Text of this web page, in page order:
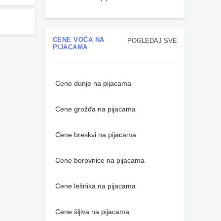
POGLEDAJ SVE
CENE VOĆA NA
PIJACAMA
Cene dunje na pijacama
Cene grožđa na pijacama
Cene breskvi na pijacama
Cene borovnice na pijacama
Cene lešnika na pijacama
Cene šljiva na pijacama